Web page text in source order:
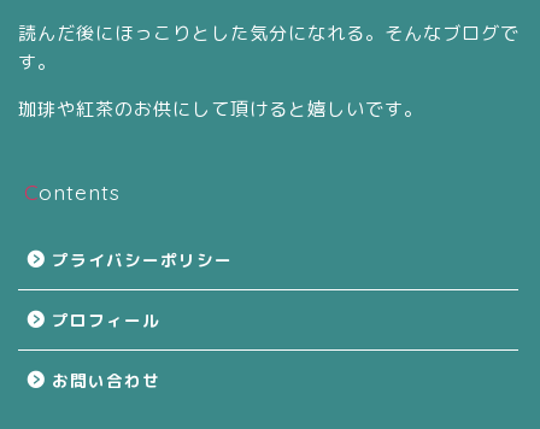
読んだ後にほっこりとした気分になれる。そんなブログで
す。
珈琲や紅茶のお供にして頂けると嬉しいです。
Contents
プライバシーポリシー
プロフィール
お問い合わせ